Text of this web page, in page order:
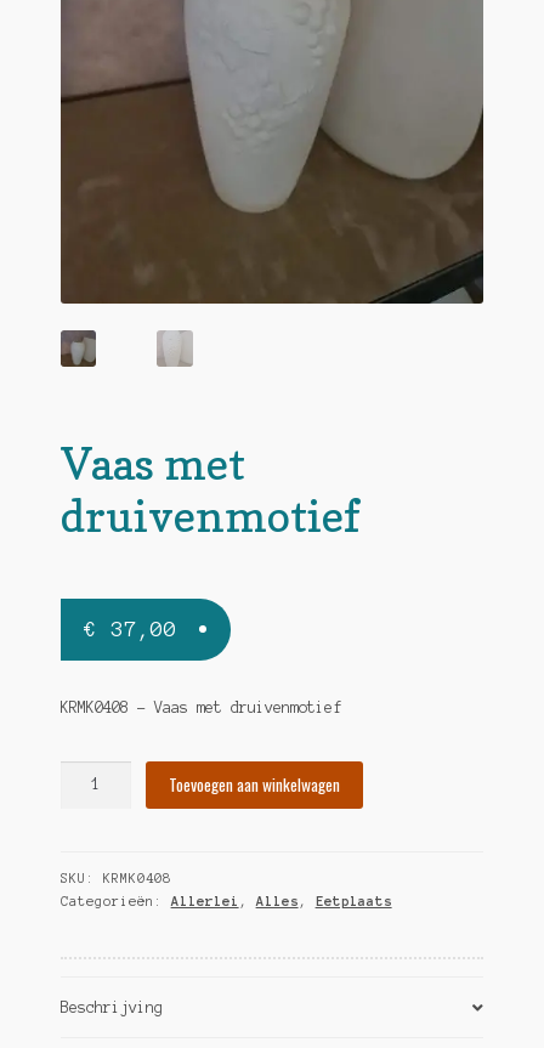
Vaas met
druivenmotief
€ 37,00
KRMK0408 – Vaas met druivenmotief
Toevoegen aan winkelwagen
SKU:
KRMK0408
Categorieën:Allerlei ,Alles , Eetplaats
Beschrijving